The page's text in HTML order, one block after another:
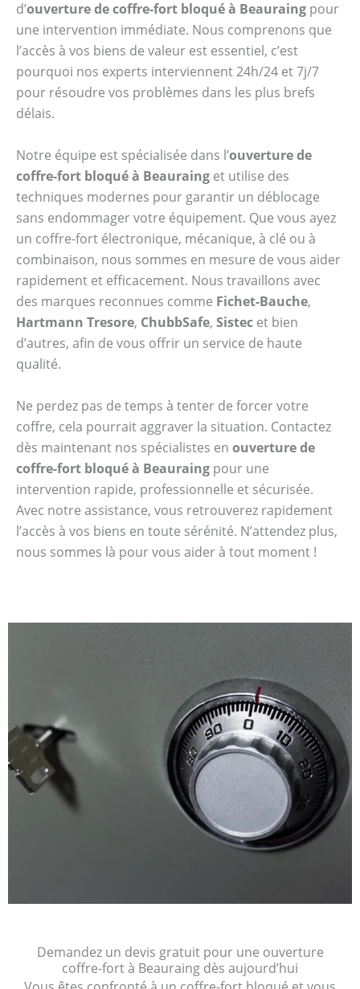
d’ouverture de coffre-fort bloqué à Beauraing pour
une intervention immédiate. Nous comprenons que
l’accès à vos biens de valeur est essentiel, c’est
pourquoi nos experts interviennent 24h/24 et 7j/7
pour résoudre vos problèmes dans les plus brefs
délais.
Notre équipe est spécialisée dans l’ouverture de
coffre-fort bloqué à Beauraing et utilise des
techniques modernes pour garantir un déblocage
sans endommager votre équipement. Que vous ayez
un coffre-fort électronique, mécanique, à clé ou à
combinaison, nous sommes en mesure de vous aider
rapidement et efficacement. Nous travaillons avec
des marques reconnues comme Fichet-Bauche,
Hartmann Tresore, ChubbSafe, Sistec et bien
d’autres, afin de vous offrir un service de haute
qualité.
Ne perdez pas de temps à tenter de forcer votre
coffre, cela pourrait aggraver la situation. Contactez
dès maintenant nos spécialistes en ouverture de
coffre-fort bloqué à Beauraing pour une
intervention rapide, professionnelle et sécurisée.
Avec notre assistance, vous retrouverez rapidement
l’accès à vos biens en toute sérénité. N’attendez plus,
nous sommes là pour vous aider à tout moment !
Demandez un devis gratuit pour une ouverture
coffre-fort à Beauraing dès aujourd’hui